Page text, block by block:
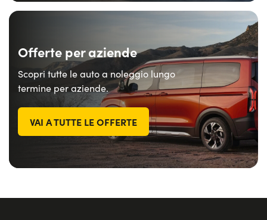
Offerte per aziende
Scopri tutte le auto a noleggio lungo
termine per aziende.
VAI A TUTTE LE OFFERTE